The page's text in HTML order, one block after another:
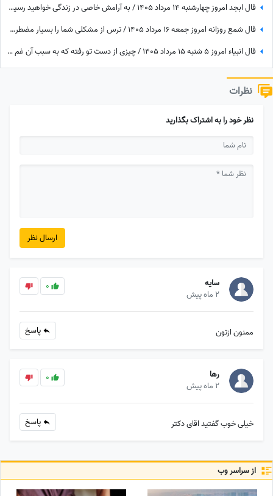
فال ابجد امروز چهارشنبه 14 مرداد 1405 / به آرامش خاصی در زندگی خواهید رسید و شادی و نشاط را در آینده به دست می‌آورید
فال شمع روزانه امروز جمعه 16 مرداد 1405 / ترس از مشکلی شما را بسیار مضطرب و آشفته می‌کند، اما شما
فال انبیاء امروز 5 شنبه 15 مرداد 1405 / چیزی از دست تو رفته که به سبب آن غم واندوه می‌خوری، اما ...
نظرات
نظر خود را به اشتراک بگذارید
ارسال نظر
سایه
2 ماه پیش
0
ممنون ازتون پاسخ
رها
2 ماه پیش
0
خیلی خوب گفتید اقای دکتر پاسخ
از سراسر وب